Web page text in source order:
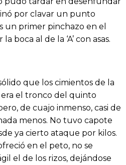
por clavar un punto
un primer pinchazo en el
boca al de la ‘A’ con asas.
que los cimientos de la
el tronco del quinto
de cuajo inmenso, casi de
menos. No tuvo capote
ya cierto ataque por kilos.
en el peto, no se
el de los rizos, dejándose